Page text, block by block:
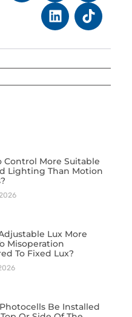
Control More Suitable
Lighting Than Motion
Lux More
Misoperation
To Fixed Lux?
Be Installed